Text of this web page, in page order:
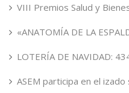
VIII Premios Salud y
«ANATOMÍA DE LA
LOTERÍA DE NAVIDAD:
ASEM participa en el